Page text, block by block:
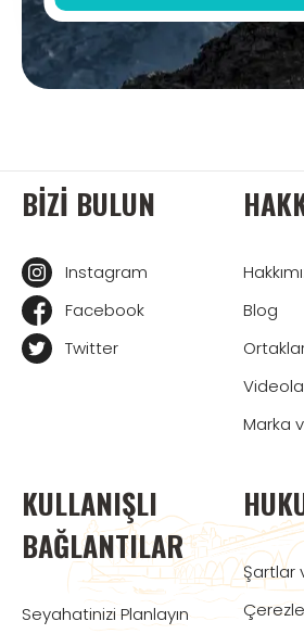
BIZI BULUN
Instagram
Facebook
Twitter
Blog
Marka
KULLANIŞLI
BAĞLANTILAR
Seyahatinizi Planlayın
Şartlar